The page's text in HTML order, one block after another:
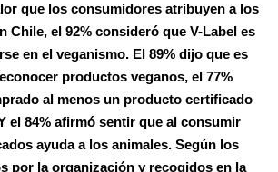
que los consumidores atribuyen a los
Chile, el 92% consideró que V-Label es
en el veganismo. El 89% dijo que es
productos veganos, el 77%
al menos un producto certificado
el 84% afirmó sentir que al consumir
ayuda a los animales. Según los
por la organización y recogidos en la